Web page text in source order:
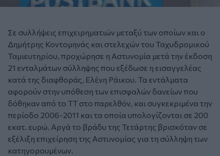
Σε συλλήψεις επιχειρηματιών μεταξύ των οποίων και ο
Δημήτρης Κοντομηνάς και στελεχών του Ταχυδρομικού
Ταμιευτηρίου, προχώρησε η Αστυνομία μετά την έκδοση
21 ενταλμάτων σύλληψης που εξέδωσε η εισαγγελέας
κατά της διαφθοράς, Ελένη Ράικου. Τα εντάλματα
αφορούν στην υπόθεση των επισφαλών δανείων που
δόθηκαν από το ΤΤ στο παρελθόν, και συγκεκριμένα την
περίοδο 2006-2011 και τα οποία υπολογίζονται σε 200
εκατ. ευρώ. Αργά το βράδυ της Τετάρτης βρισκόταν σε
εξέλιξη επιχείρηση της Αστυνομίας για τη σύλληψη των
κατηγορουμένων.